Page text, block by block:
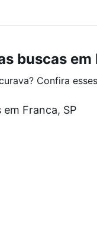
buscas em
Confira
Franca, SP